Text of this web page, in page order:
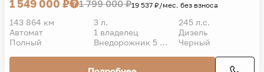
2012 г. xDrive30d Luxury
1 549 000 ₽ 1 799 000 ₽ 19 537 ₽/мес. без взноса
143 864 км 3 л.
245 л.с.
Полный